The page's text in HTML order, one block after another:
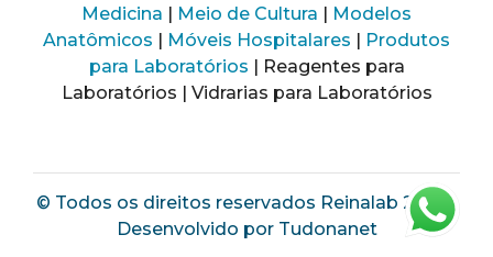
Medicina
Meio de Cultura
Modelos
Anatômicos
Móveis Hospitalares
Produtos
para Laboratórios | Reagentes para
Laboratórios | Vidrarias para Laboratórios
© Todos os direitos reservados Reinalab 2025 |
Desenvolvido por Tudonanet